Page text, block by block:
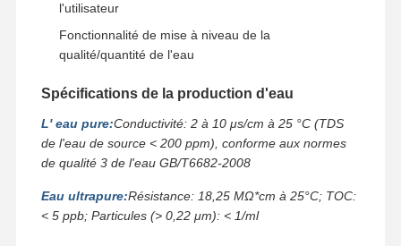
l'utilisateur
Fonctionnalité de mise à niveau de la
qualité/quantité de l'eau
Spécifications de la production d'eau
L' eau pure:Conductivité: 2 à 10 μs/cm à 25 °C (TDS
de l'eau de source < 200 ppm), conforme aux normes
de qualité 3 de l'eau GB/T6682-2008
Eau ultrapure:Résistance: 18,25 MΩ*cm à 25°C; TOC:
< 5 ppb; Particules (> 0,22 μm): < 1/ml